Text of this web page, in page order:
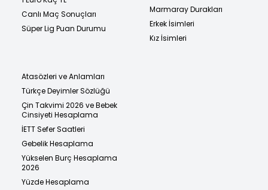
Canlı Maç Sonuçları
Süper Lig Puan Durumu
Marmaray Durakları
Erkek İsimleri
Kız İsimleri
Atasözleri ve Anlamları
Türkçe Deyimler Sözlüğü
Çin Takvimi 2026 ve Bebek
Cinsiyeti Hesaplama
İETT Sefer Saatleri
Gebelik Hesaplama
Yükselen Burç Hesaplama
2026
Yüzde Hesaplama